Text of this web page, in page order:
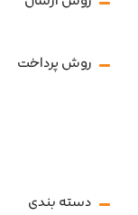
روش پرداخت
دسته بندی